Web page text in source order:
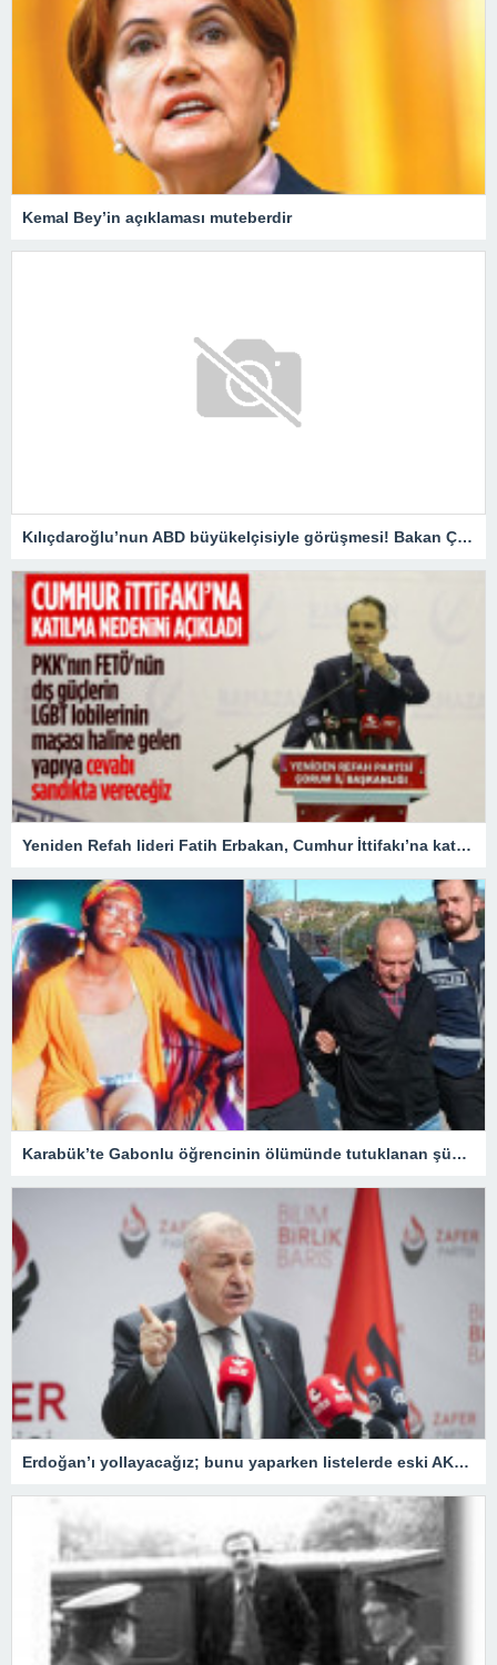
Kemal Bey’in açıklaması muteberdir
Kılıçdaroğlu’nun ABD büyükelçisiyle görüşmesi! Bakan Çavuşoğlu: Doğru bir hareket değildir
Yeniden Refah lideri Fatih Erbakan, Cumhur İttifakı’na katılma nedenini açıkladı
Karabük’te Gabonlu öğrencinin ölümünde tutuklanan şüphelinin avukatı: Müvekkilim Dina’yı arabaya alarak hastaneye götürmeye çalışmış
Erdoğan’ı yollayacağız; bunu yaparken listelerde eski AKP’liler, FETÖ’cüler ve PKK sempatizanlarına yer vermeyeceğiz